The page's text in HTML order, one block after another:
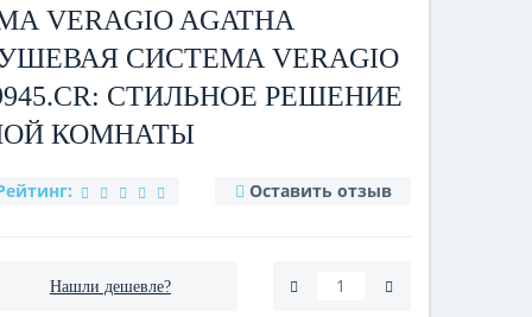
VERAGIO AGATHA
СИСТЕМА VERAGIO
СТИЛЬНОЕ РЕШЕНИЕ
КОМНАТЫ
Оставить отзыв
Нашли дешевле?